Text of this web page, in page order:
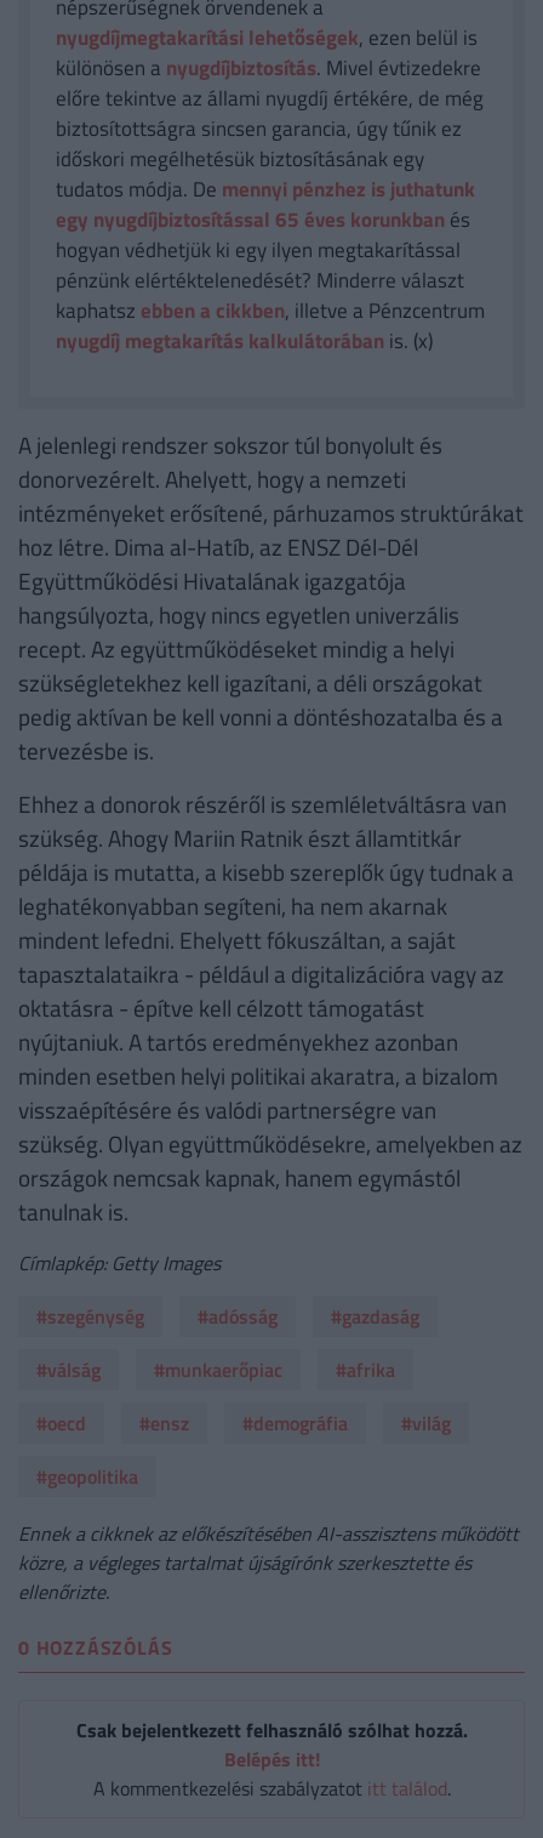
népszerűségnek örvendenek a
nyugdíjmegtakarítási lehetőségek, ezen belül is
különösen a nyugdíjbiztosítás. Mivel évtizedekre
előre tekintve az állami nyugdíj értékére, de még
biztosítottságra sincsen garancia, úgy tűnik ez
időskori megélhetésük biztosításának egy
tudatos módja. De mennyi pénzhez is juthatunk
egy nyugdíjbiztosítással 65 éves korunkban és
hogyan védhetjük ki egy ilyen megtakarítással
pénzünk elértéktelenedését? Minderre választ
kaphatsz ebben a cikkben, illetve a Pénzcentrum
nyugdíj megtakarítás kalkulátorában is. (x)
A jelenlegi rendszer sokszor túl bonyolult és
donorvezérelt. Ahelyett, hogy a nemzeti
intézményeket erősítené, párhuzamos struktúrákat
hoz létre. Dima al-Hatíb, az ENSZ Dél-Dél
Együttműködési Hivatalának igazgatója
hangsúlyozta, hogy nincs egyetlen univerzális
recept. Az együttműködéseket mindig a helyi
szükségletekhez kell igazítani, a déli országokat
pedig aktívan be kell vonni a döntéshozatalba és a
tervezésbe is.
Ehhez a donorok részéről is szemléletváltásra van
szükség. Ahogy Mariin Ratnik észt államtitkár
példája is mutatta, a kisebb szereplők úgy tudnak a
leghatékonyabban segíteni, ha nem akarnak
mindent lefedni. Ehelyett fókuszáltan, a saját
tapasztalataikra - például a digitalizációra vagy az
oktatásra - építve kell célzott támogatást
nyújtaniuk. A tartós eredményekhez azonban
minden esetben helyi politikai akaratra, a bizalom
visszaépítésére és valódi partnerségre van
szükség. Olyan együttműködésekre, amelyekben az
országok nemcsak kapnak, hanem egymástól
tanulnak is.
Címlapkép: Getty Images
#szegénység
#adósság
#gazdaság
#válság
#munkaerőpiac
#afrika
#oecd
#ensz #demográfia
#világ
#geopolitika
Ennek a cikknek az előkészítésében AI-asszisztens működött
közre, a végleges tartalmat újságírónk szerkesztette és
ellenőrizte.
0 HOZZÁSZÓLÁS
Csak bejelentkezett felhasználó szólhat hozzá.
Belépés itt!
A kommentkezelési szabályzatot itt találod.